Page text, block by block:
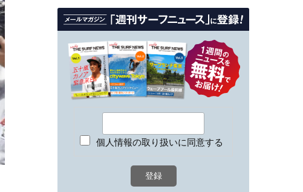
個人情報の取り扱いに同意する